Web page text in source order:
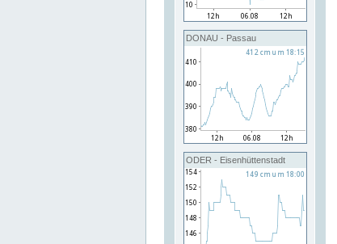
DONAU - Passau
ODER - Eisenhüttenstadt